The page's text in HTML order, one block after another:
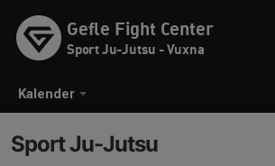
Kalender
Gefle Fight Center
Sport Ju-Jutsu - Vuxna
Sport Ju-Jutsu